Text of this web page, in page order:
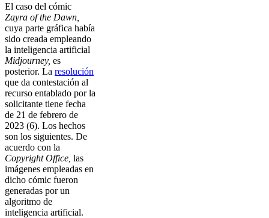
El caso del cómic
Zayra of the Dawn,
cuya parte gráfica había
sido creada empleando
la inteligencia artificial
Midjourney, es
posterior. La resolución
que da contestación al
recurso entablado por la
solicitante tiene fecha
de 21 de febrero de
2023 (6). Los hechos
son los siguientes. De
acuerdo con la
Copyright Office, las
imágenes empleadas en
dicho cómic fueron
generadas por un
algoritmo de
inteligencia artificial.